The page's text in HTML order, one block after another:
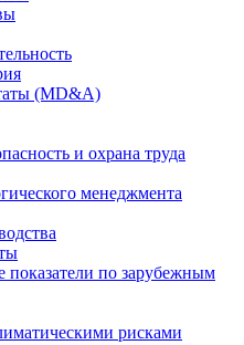
(MD&A)
и охрана труда
менеджмента
показатели по зарубежным
рисками